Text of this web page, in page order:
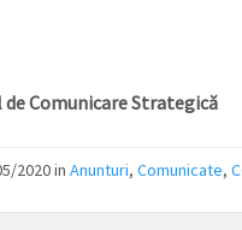
de Comunicare Strategică
2020 in Anunturi, Comunicate,